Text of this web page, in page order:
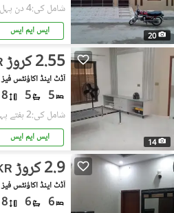
20
شامل کی:4 دن پہل
ایس ایم ایس
14
2.55 کروڑ
آڈٹ اینڈ اکاؤنٹس فیز 1 - بلاک ای, آڈٹ اینڈ اکاؤنٹس فیز 1
5
5 8 مرلہ
شامل کی:2 ہفتے پہل
ایس ایم ایس
2.9 کروڑ
آڈٹ اینڈ اکاؤنٹس فیز 1 - بلاک بی, آڈٹ اینڈ اکاؤنٹس فیز 1
6
6 8 مرلہ